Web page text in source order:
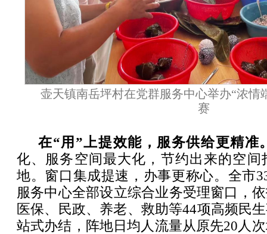
壶天镇南岳坪村在党群服务中心举办“浓情
赛
在“用”上提效能，服务供给更精准
化、服务空间最大化，节约出来的空间
地。窗口集成提速，办事更称心。全市
服务中心全部设立综合业务受理窗口，
医保、民政、养老、救助等44项高频民
站式办结，阵地日均人流量从原先20人